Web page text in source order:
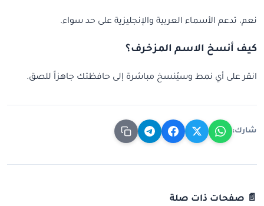
نعم، تدعم الأسماء العربية والإنجليزية على حد سواء.
كيف أنسخ الاسم المزخرف؟
انقر على أي نمط وسيُنسخ مباشرة إلى حافظتك جاهزاً للصق.
شارك:
📄 صفحات ذات صلة